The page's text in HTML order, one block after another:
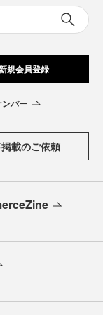
規会員登録
バー
載のご依頼